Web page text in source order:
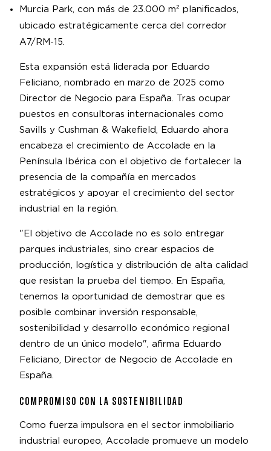
Murcia Park, con más de 23.000 m² planificados,
ubicado estratégicamente cerca del corredor
A7/RM-15.
Esta expansión está liderada por Eduardo
Feliciano, nombrado en marzo de 2025 como
Director de Negocio para España. Tras ocupar
puestos en consultoras internacionales como
Savills y Cushman & Wakefield, Eduardo ahora
encabeza el crecimiento de Accolade en la
Península Ibérica con el objetivo de fortalecer la
presencia de la compañía en mercados
estratégicos y apoyar el crecimiento del sector
industrial en la región.
"El objetivo de Accolade no es solo entregar
parques industriales, sino crear espacios de
producción, logística y distribución de alta calidad
que resistan la prueba del tiempo. En España,
tenemos la oportunidad de demostrar que es
posible combinar inversión responsable,
sostenibilidad y desarrollo económico regional
dentro de un único modelo", afirma Eduardo
Feliciano, Director de Negocio de Accolade en
España.
COMPROMISO CON LA SOSTENIBILIDAD
Como fuerza impulsora en el sector inmobiliario
industrial europeo, Accolade promueve un modelo